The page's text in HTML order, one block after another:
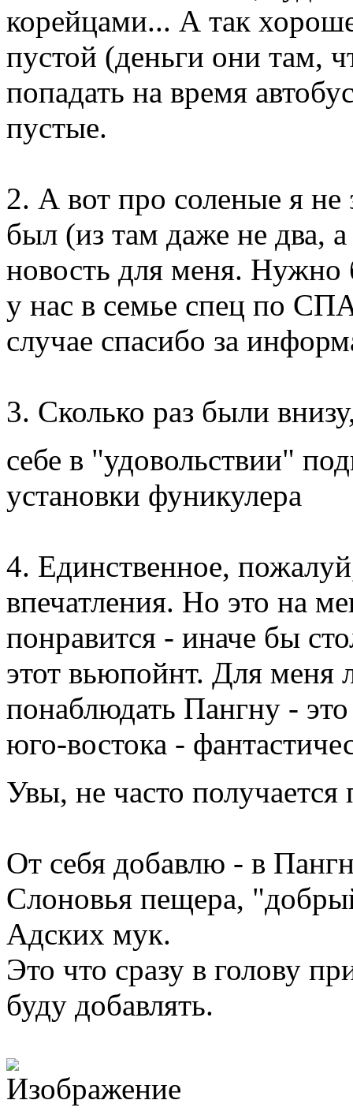
корейцами... А так
пустой (деньги они там,
попадать на время
пустые.
2. А вот про соленые я не
был (из там даже не два,
новость для меня. Нужно
у нас в семье спец по
случае спасибо за
3. Сколько раз были
себе в "удовольствии"
установки фуникулера
4. Единственное,
впечатления. Но это на
понравится - иначе бы
этот вьюпойнт. Для меня
понаблюдать Пангну -
юго-востока -
Увы, не часто
От себя добавлю - в
Слоновья пещера,
Адских мук.
Это что сразу в голову
буду добавлять.